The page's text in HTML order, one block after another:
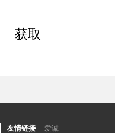
获取
友情链接 爱诚